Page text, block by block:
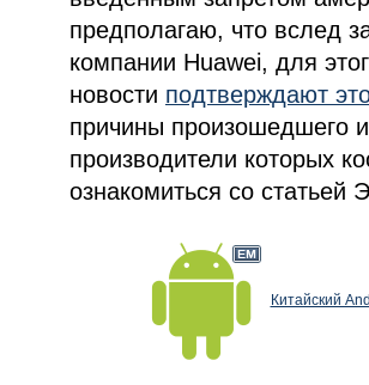
предполагаю, что вслед
компании Huawei, для
новости подтверждают
причины произошедшего
производители которых
ознакомиться со статьей
Китайский